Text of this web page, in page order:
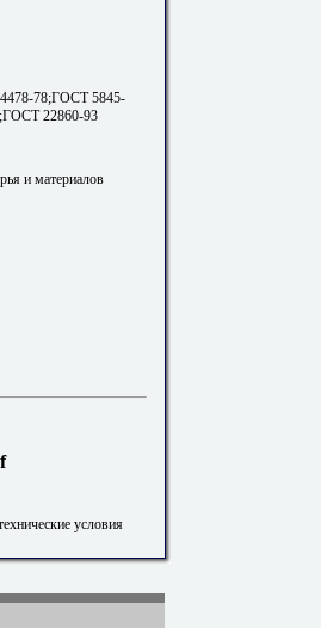
78;ГОСТ 5845-
22860-93
и материалов
условия